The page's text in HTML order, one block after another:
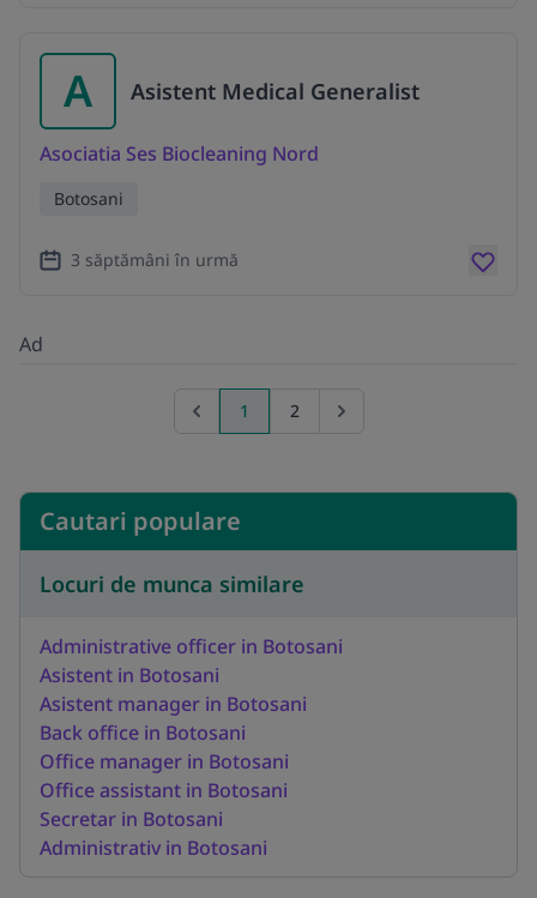
A Asistent Medical Generalist
Asociatia Ses Biocleaning Nord
Botosani
3 săptămâni în urmă
Ad
Previous page
1 2 Go to next page
Cautari populare
Locuri de munca similare
Administrative officer in Botosani
Asistent in Botosani
Asistent manager in Botosani
Back office in Botosani
Office manager in Botosani
Office assistant in Botosani
Secretar in Botosani
Administrativ in Botosani